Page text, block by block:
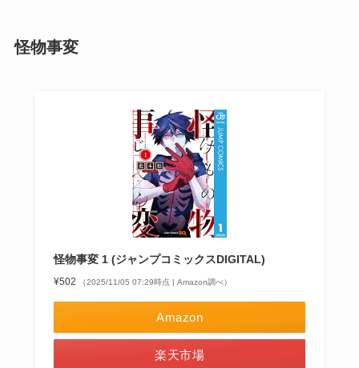
怪物事変
怪物事変 1 (ジャンプコミックスDIGITAL)
¥502 （2025/11/05 07:29時点 | Amazon調べ）
Amazon
楽天市場